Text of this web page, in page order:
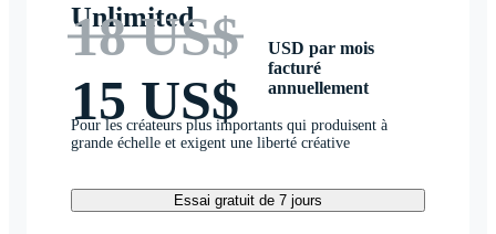
Unlimited
18 US$
15 US$
USD par mois
facturé
annuellement
Pour les créateurs plus importants qui produisent à
grande échelle et exigent une liberté créative
Essai gratuit de 7 jours